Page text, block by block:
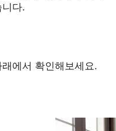
다.
에서 확인해보세요.